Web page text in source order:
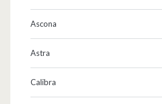
Ascona
Astra
Calibra